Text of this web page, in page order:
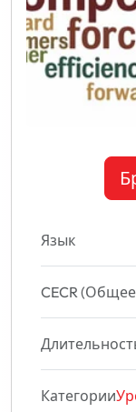
Язык
CECR
Категории